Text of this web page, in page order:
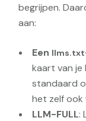
begrijpen.
aan:
Een llms.txt
kaart van je
standaard
het zelf ook
LLM-FULL: